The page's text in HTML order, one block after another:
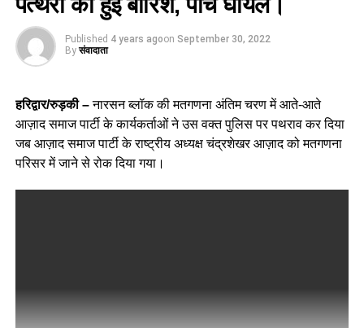
Published 4 years agoon September 30, 2022
By संवादाता
हरिद्वार/रुड़की –नारसन ब्लॉक की मतगणना अंतिम चरण में आते-आते
आज़ाद समाज पार्टी के कार्यकर्ताओं ने उस वक्त पुलिस पर पथराव कर दिया
जब आज़ाद समाज पार्टी के राष्ट्रीय अध्यक्ष चंद्रशेखर आज़ाद को मतगणना
परिसर में जाने से रोक दिया गया।